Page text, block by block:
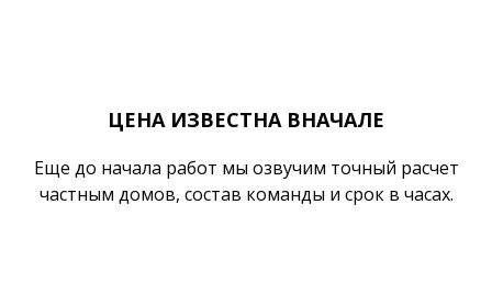
ЦЕНА ИЗВЕСТНА ВНАЧАЛЕ
Еще до начала работ мы озвучим точный расчет
частным домов, состав команды и срок в часах.